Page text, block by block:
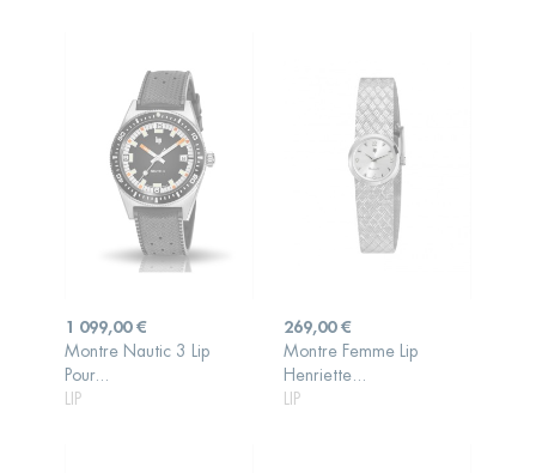
Prix
1 099,00 €
Montre Nautic 3 Lip
Pour...
LIP
AJOUTER AU
Prix
269,00 €
Montre Femme Lip
Henriette...
LIP
AJOUTER AU
PANIER